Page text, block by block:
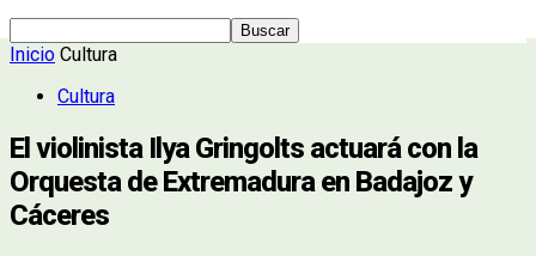
Inicio Cultura
Cultura
El violinista Ilya Gringolts actuará con la
Orquesta de Extremadura en Badajoz y
Cáceres